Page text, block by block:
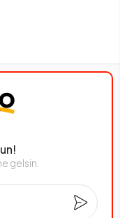
gelsin.